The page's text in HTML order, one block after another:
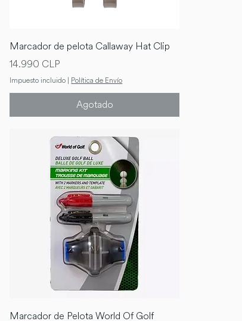
Marcador de pelota Callaway Hat Clip
Precio
14.990 CLP
Impuesto incluido | Política de Envío
Agotado
Marcador de Pelota World Of Golf